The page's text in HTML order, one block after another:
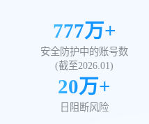
777万+
安全防护中的账号数
(截至2026.01)
20万+
日阻断风险